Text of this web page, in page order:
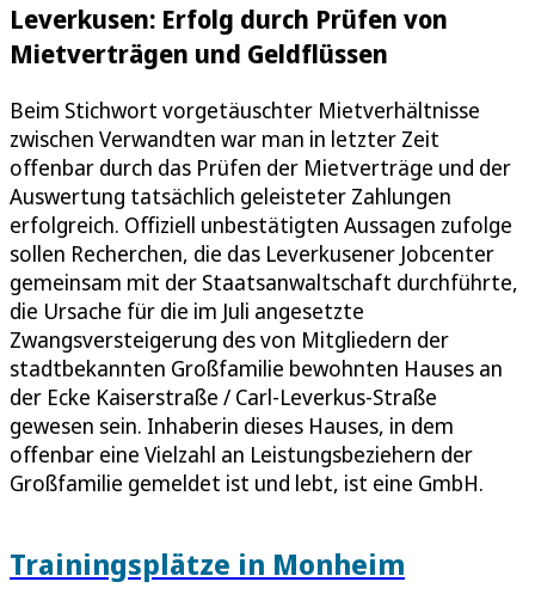
Leverkusen: Erfolg durch Prüfen von
Mietverträgen und Geldflüssen
Beim Stichwort vorgetäuschter Mietverhältnisse
zwischen Verwandten war man in letzter Zeit
offenbar durch das Prüfen der Mietverträge und der
Auswertung tatsächlich geleisteter Zahlungen
erfolgreich. Offiziell unbestätigten Aussagen zufolge
sollen Recherchen, die das Leverkusener Jobcenter
gemeinsam mit der Staatsanwaltschaft durchführte,
die Ursache für die im Juli angesetzte
Zwangsversteigerung des von Mitgliedern der
stadtbekannten Großfamilie bewohnten Hauses an
der Ecke Kaiserstraße / Carl-Leverkus-Straße
gewesen sein. Inhaberin dieses Hauses, in dem
offenbar eine Vielzahl an Leistungsbeziehern der
Großfamilie gemeldet ist und lebt, ist eine GmbH.
Trainingsplätze in Monheim